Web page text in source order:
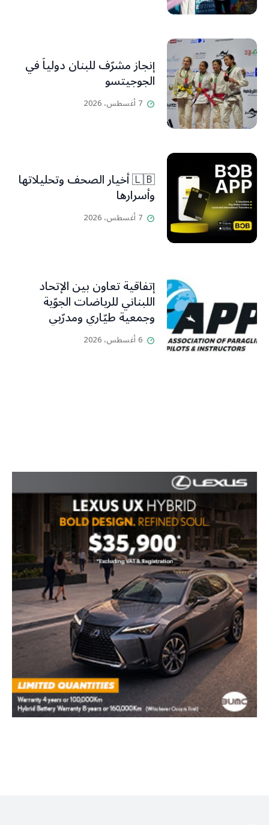
إنجاز مشرّف للبنان دولياً في
الجوجيتسو
7 أغسطس، 2026
🇱🇧 أخيار الصحف وتحليلاتها
وأسرارها
7 أغسطس، 2026
إتفاقية تعاون بين الإتحاد
اللبناني للرياضات الجوّية
وجمعية طيّاري ومدرّبي
الطيران الشراعي
6 أغسطس، 2026